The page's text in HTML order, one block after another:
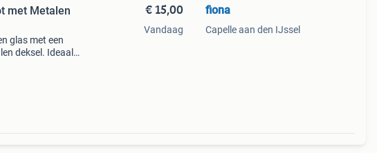
met Metalen
glas met een
deksel. Ideaal
€ 15,00
Vandaag
fiona
Capelle aan den IJssel